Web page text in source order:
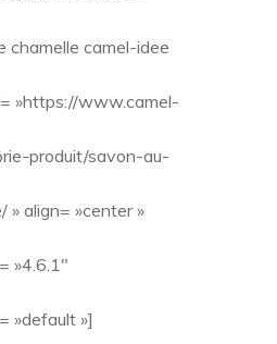
chamelle camel-idee
»https://www.camel-
produit/savon-au-
» align= »center »
»4.6.1″
»default »]